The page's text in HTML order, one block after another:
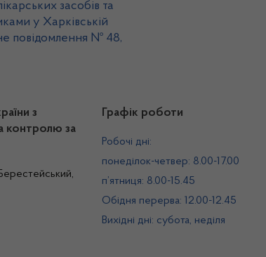
засобів та
у Харківській
повідомлення № 48,
з
контролю за
Графік роботи
Робочі дні:
понеділок-четвер: 8.00-17.00
п’ятниця: 8.00-15.45
Обідня перерва: 12.00-12.45
Вихідні дні: субота, неділя